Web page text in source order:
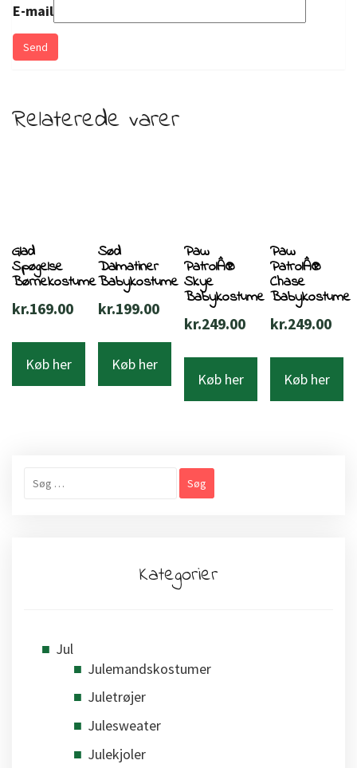
E-mail
Relaterede varer
Glad
Spøgelse
Børnekostume
kr.169.00
Køb her
Sød
Dalmatiner
Babykostume
kr.199.00
Køb her
Paw
PatrolÂ®
Skye
Babykostume
kr.249.00
Køb her
Paw
PatrolÂ®
Chase
Babykostume
kr.249.00
Køb her
efter:
Kategorier
Jul
Julemandskostumer
Juletrøjer
Julesweater
Julekjoler